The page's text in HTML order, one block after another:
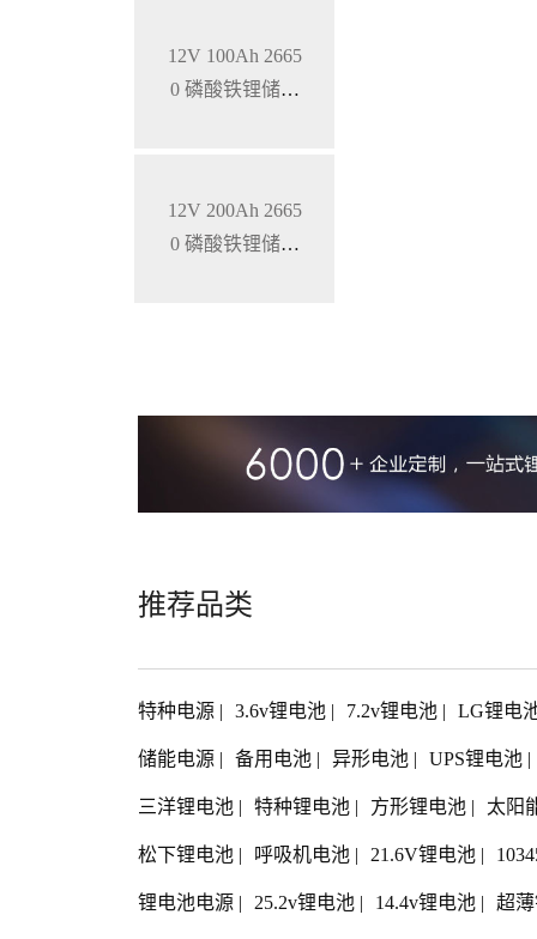
12V 100Ah 2665
0 磷酸铁锂储能
12V 200Ah 2665
0 磷酸铁锂储能
推荐品类
特种电源 | 3.6v锂电池 | 7.2v锂电池 | LG锂电
储能电源 | 备用电池 | 异形电池 | UPS锂电池 |
三洋锂电池 | 特种锂电池 | 方形锂电池 | 太阳
松下锂电池 | 呼吸机电池 | 21.6V锂电池 |
锂电池电源 | 25.2v锂电池 | 14.4v锂电池 | 超